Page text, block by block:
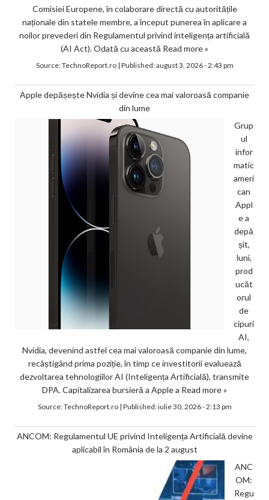
Comisiei Europene, în colaborare directă cu autoritățile
naționale din statele membre, a început punerea în aplicare a
noilor prevederi din Regulamentul privind inteligența artificială
(AI Act). Odată cu această Read more »
Source:TechnoReport.ro| Published:august 3, 2026 - 2:43 pm
Apple depășește Nvidia și devine cea mai valoroasă companie
din lume
Grup
ul
infor
matic
ameri
can
Appl
e a
depă
șit,
luni,
prod
ucăt
orul
de
cipuri
AI,
Nvidia, devenind astfel cea mai valoroasă companie din lume,
recâștigând prima poziție, în timp ce investitorii evaluează
dezvoltarea tehnologiilor AI (Inteligența Artificială), transmite
DPA. Capitalizarea bursieră a Apple a Read more »
Source:TechnoReport.ro| Published:iulie 30, 2026 - 2:13 pm
ANCOM: Regulamentul UE privind Inteligența Artificială devine
aplicabil în România de la 2 august
ANC
OM:
Regu